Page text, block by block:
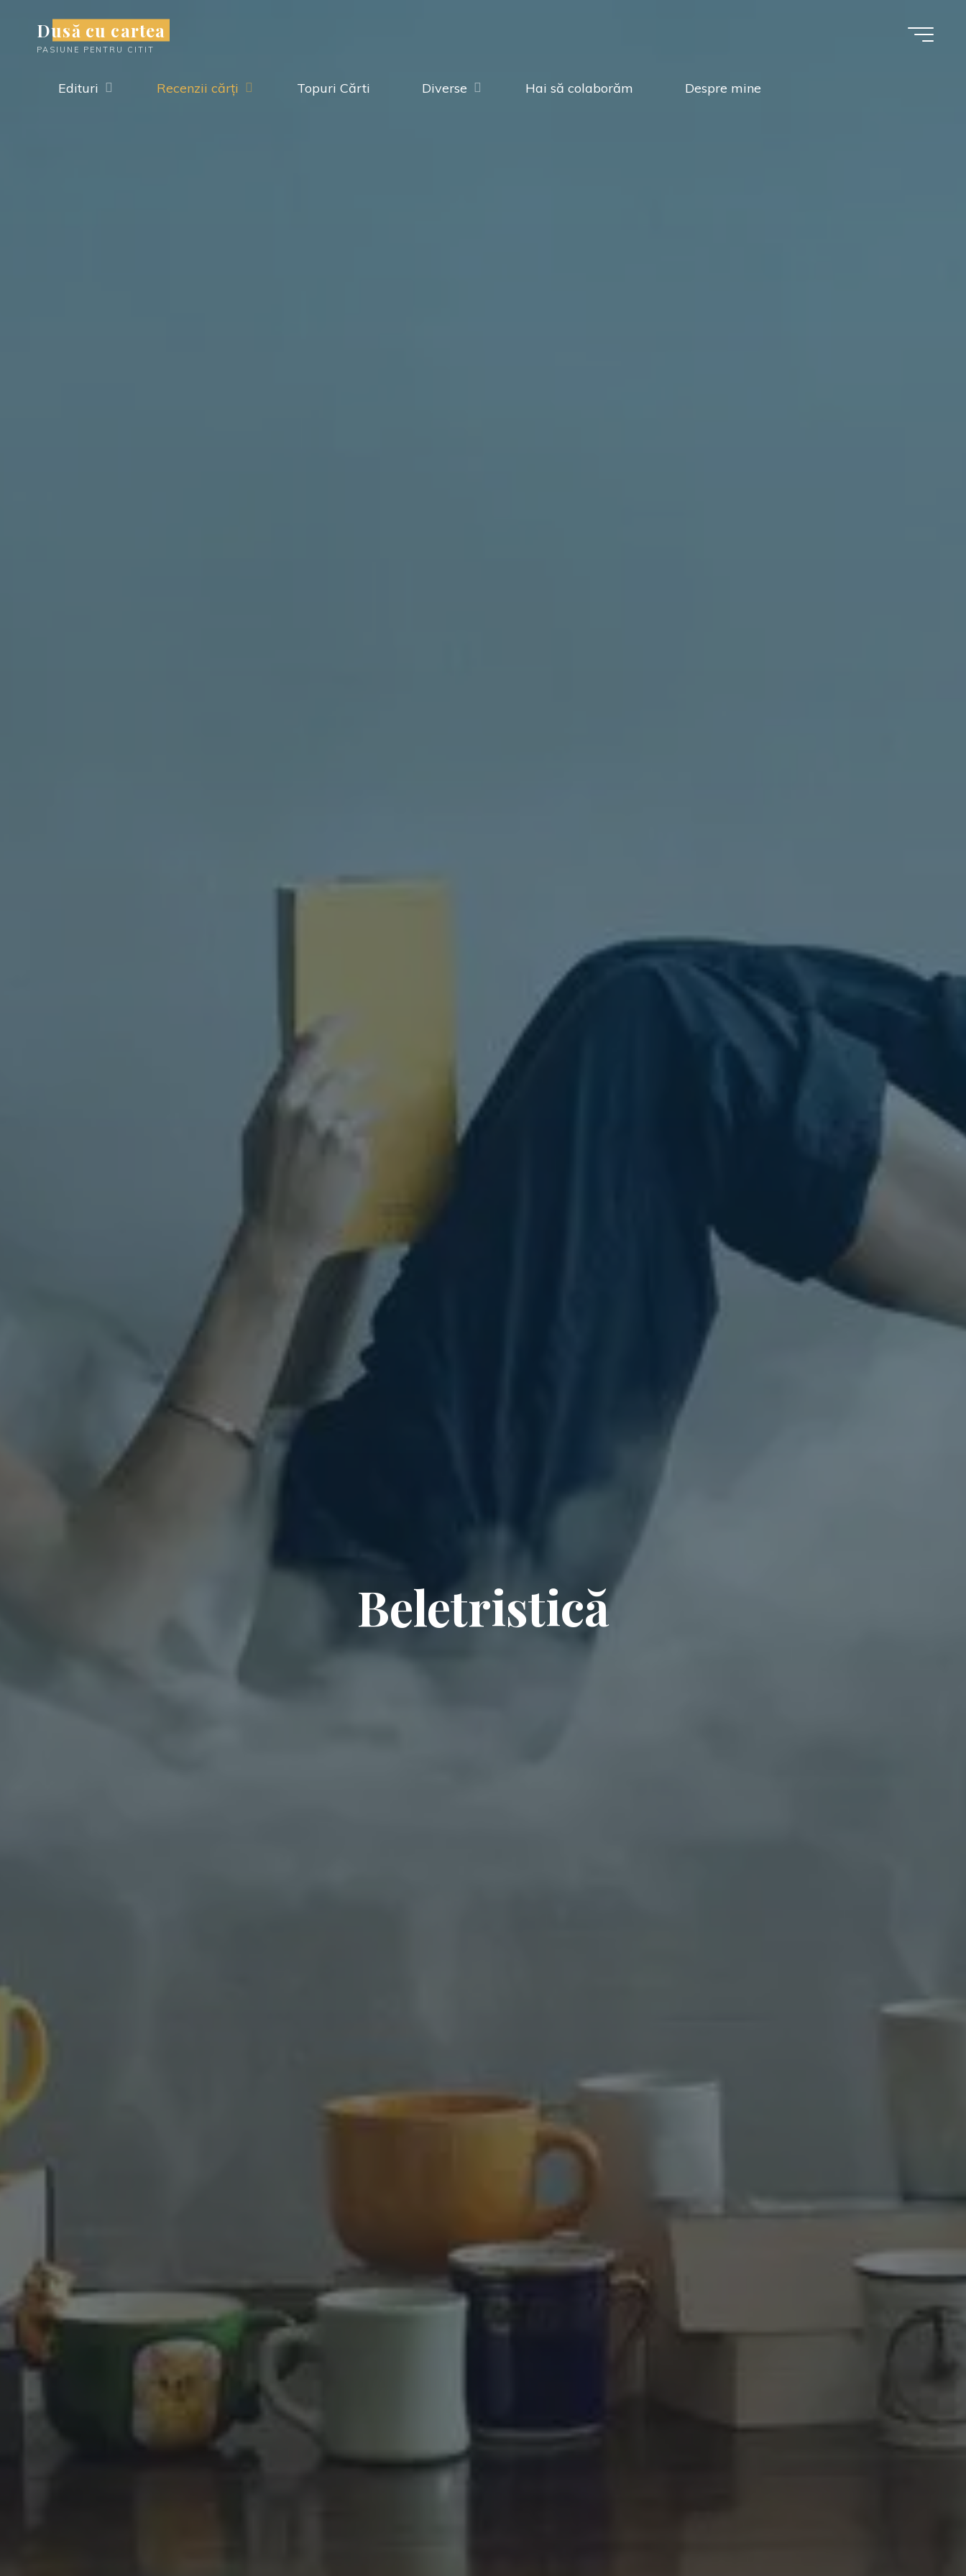
content
Dusă cu cartea
PASIUNE PENTRU CITIT
Edituri Recenzii cărți Topuri Cărti Diverse Hai să colaborăm Despre mine
Beletristică